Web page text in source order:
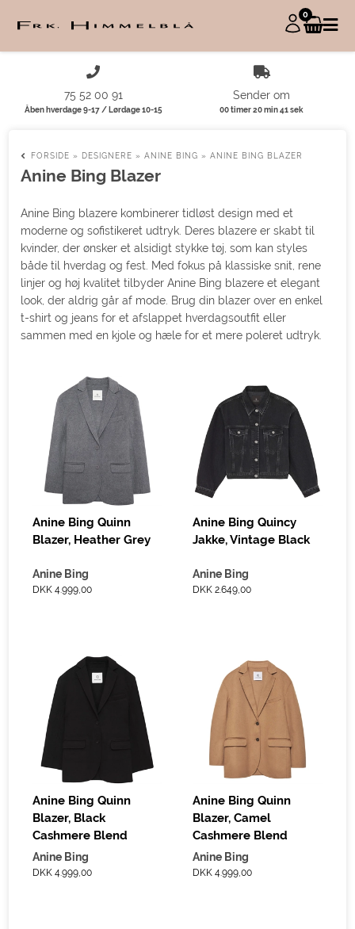
0
75 52 00 91
Åben hverdage 9-17 / Lørdage 10-15
Sender om
00 timer 20 min 41 sek
FORSIDE » DESIGNERE »ANINE BING »ANINE BING BLAZER
Anine Bing Blazer
Anine Bing blazere kombinerer tidløst design med et
moderne og sofistikeret udtryk. Deres blazere er skabt til
kvinder, der ønsker et alsidigt stykke tøj, som kan styles
både til hverdag og fest. Med fokus på klassiske snit, rene
linjer og høj kvalitet tilbyder Anine Bing blazere et elegant
look, der aldrig går af mode. Brug din blazer over en enkel
t-shirt og jeans for et afslappet hverdagsoutfit eller
sammen med en kjole og hæle for et mere poleret udtryk.
Anine Bing Quinn
Blazer, Heather Grey
Anine Bing
DKK 4.999,00
Anine Bing Quincy
Jakke, Vintage Black
Anine Bing
DKK 2.649,00
Anine Bing Quinn
Blazer, Black
Cashmere Blend
Anine Bing
DKK 4.999,00
Anine Bing Quinn
Blazer, Camel
Cashmere Blend
Anine Bing
DKK 4.999,00